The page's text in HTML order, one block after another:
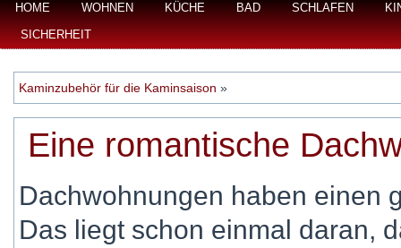
HOME WOHNEN KÜCHE BAD SCHLAFEN
SICHERHEIT
Kaminzubehör für die Kaminsaison »
Eine romantische
Dachwohnungen haben einen
Das liegt schon einmal daran,